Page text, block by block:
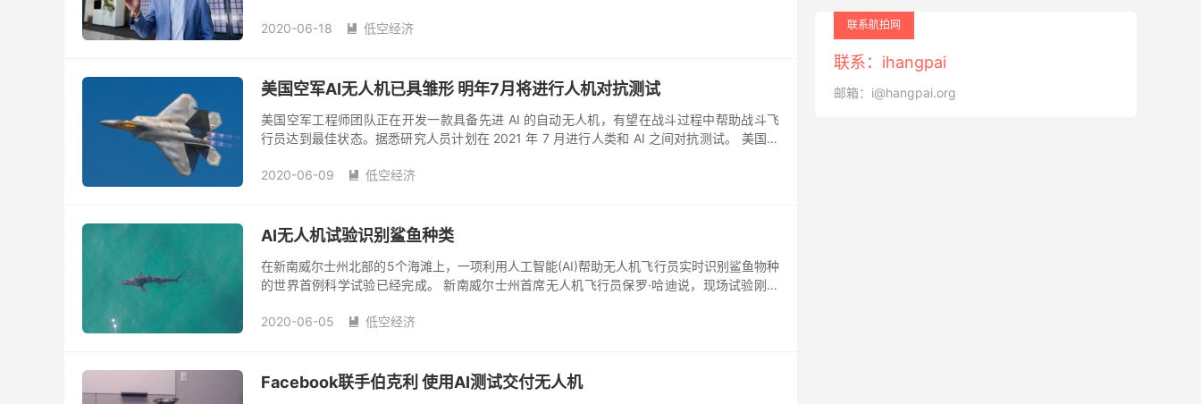
2020-06-18
 低空经济
美国空军AI无人机已具雏形 明年7月将进行人机对抗测试
美国空军工程师团队正在开发一款具备先进 AI 的自动无人机，有望在战斗过程中帮助战斗飞
行员达到最佳状态。据悉研究人员计划在 2021 年 7 月进行人类和 AI 之间对抗测试。 美国空
2020-06-09
 低空经济
AI无人机试验识别鲨鱼种类
在新南威尔士州北部的5个海滩上，一项利用人工智能(AI)帮助无人机飞行员实时识别鲨鱼物种
的世界首例科学试验已经完成。 新南威尔士州首席无人机飞行员保罗·哈迪说，现场试验刚刚
2020-06-05
 低空经济
Facebook联手伯克利 使用AI测试交付无人机
联系航拍网
联系：ihangpai
邮箱：i@hangpai.org